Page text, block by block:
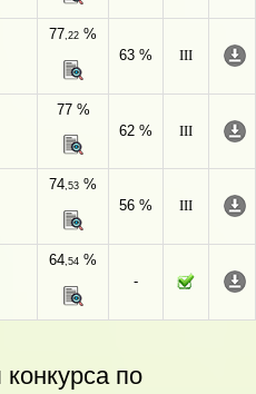
77,22 %
63 %
III
77 %
62 %
III
74,53 %
56 %
III
64,54 %
-
по